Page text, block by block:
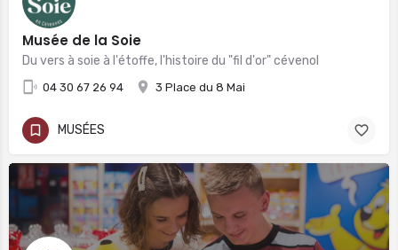
Musée de la Soie
Du vers à soie à l'étoffe, l'histoire du "fil d'or" cévenol
04 30 67 26 94 3 Place du 8 Mai
MUSÉES